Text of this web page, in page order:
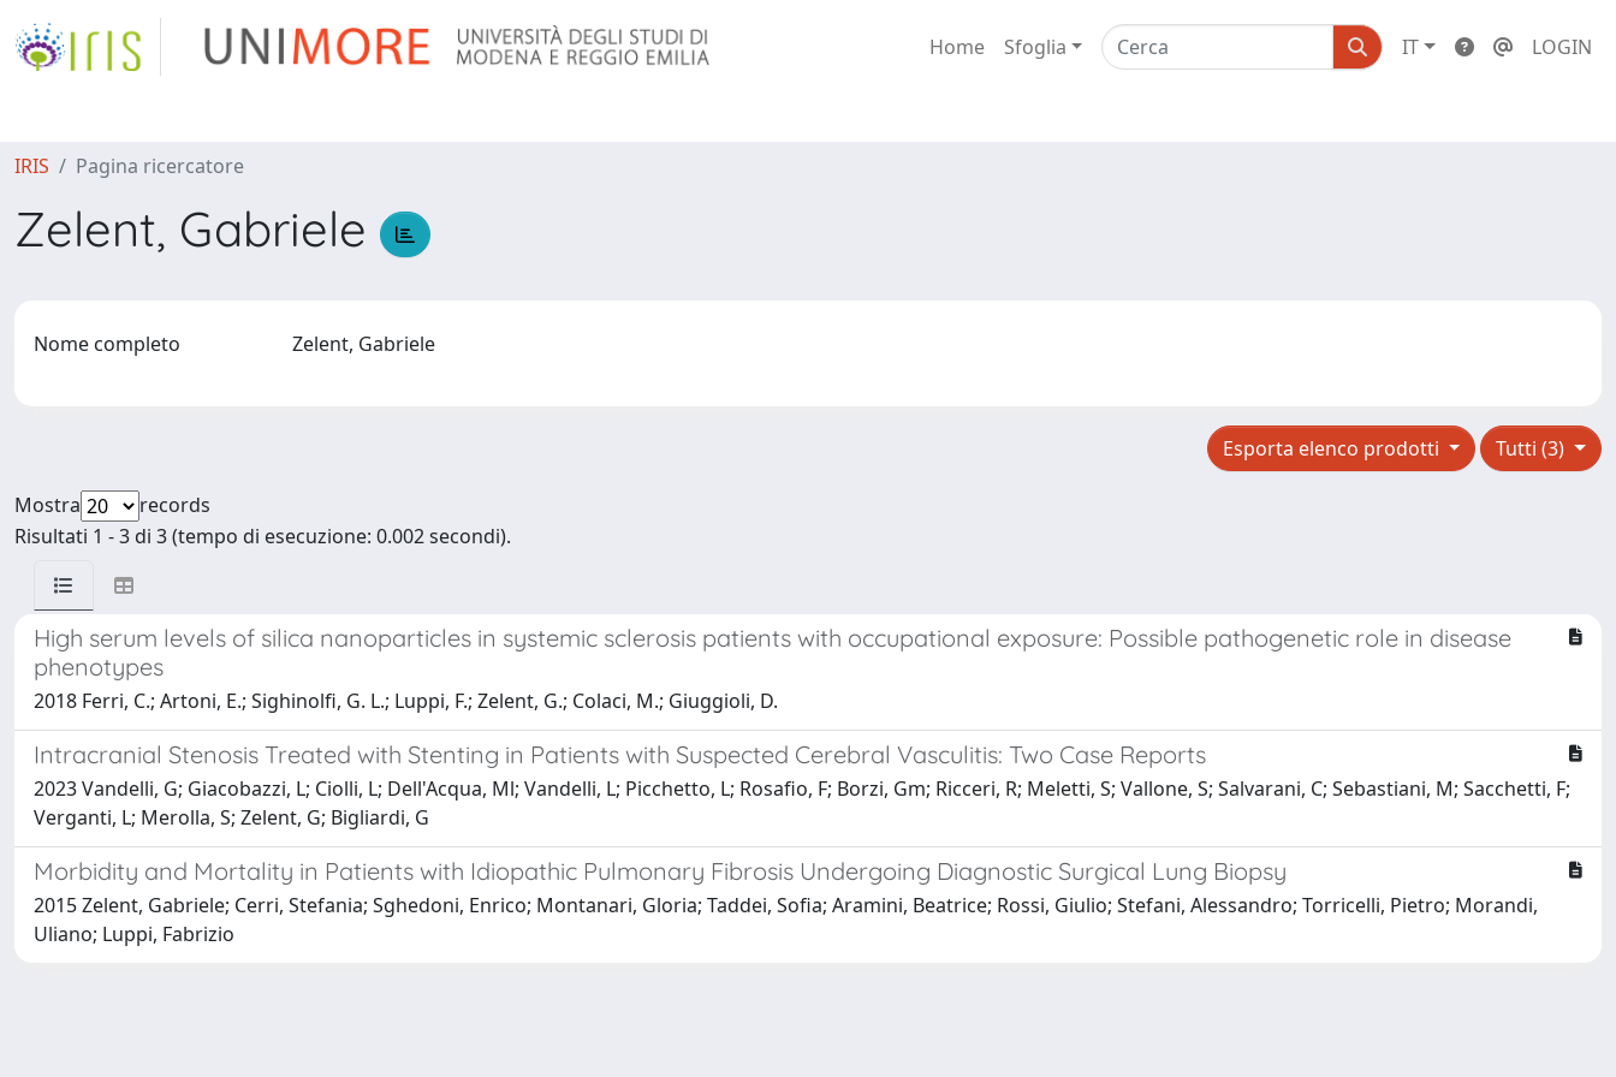
Home Sfoglia IT LOGIN
IRIS Pagina ricercatore
Zelent, Gabriele
Nome completo Zelent, Gabriele
Tutti (3)
Esporta elenco prodotti
Mostra
records
Risultati 1 - 3 di 3 (tempo di esecuzione: 0.002 secondi).
High serum levels of silica nanoparticles in systemic sclerosis patients with occupational exposure: Possible pathogenetic role in disease
phenotypes
2018 Ferri, C.; Artoni, E.; Sighinolfi, G. L.; Luppi, F.; Zelent, G.; Colaci, M.; Giuggioli, D.
Intracranial Stenosis Treated with Stenting in Patients with Suspected Cerebral Vasculitis: Two Case Reports
2023 Vandelli, G; Giacobazzi, L; Ciolli, L; Dell'Acqua, Ml; Vandelli, L; Picchetto, L; Rosafio, F; Borzi, Gm; Ricceri, R; Meletti, S; Vallone, S; Salvarani, C; Sebastiani, M; Sacchetti, F;
Verganti, L; Merolla, S; Zelent, G; Bigliardi, G
Morbidity and Mortality in Patients with Idiopathic Pulmonary Fibrosis Undergoing Diagnostic Surgical Lung Biopsy
2015 Zelent, Gabriele; Cerri, Stefania; Sghedoni, Enrico; Montanari, Gloria; Taddei, Sofia; Aramini, Beatrice; Rossi, Giulio; Stefani, Alessandro; Torricelli, Pietro; Morandi,
Uliano; Luppi, Fabrizio